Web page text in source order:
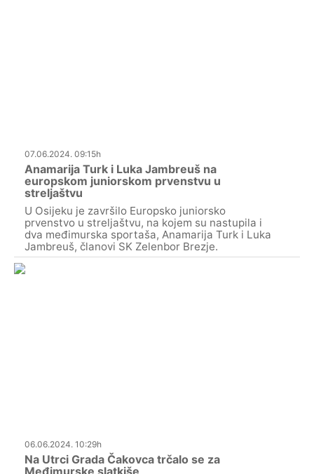
07.06.2024. 09:15h
Anamarija Turk i Luka Jambreuš na
europskom juniorskom prvenstvu u
streljaštvu
U Osijeku je završilo Europsko juniorsko
prvenstvo u streljaštvu, na kojem su nastupila i
dva međimurska sportaša, Anamarija Turk i Luka
Jambreuš, članovi SK Zelenbor Brezje.
06.06.2024. 10:29h
Na Utrci Grada Čakovca trčalo se za